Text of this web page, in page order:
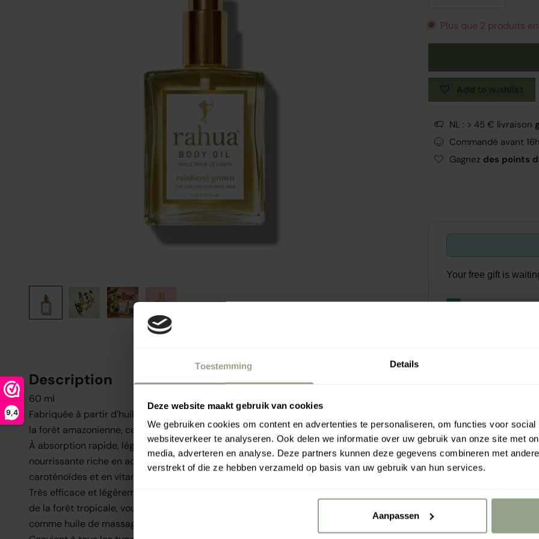
Toestemming Details
Deze website maakt gebruik van cookies
We gebruiken cookies om content en advertenties te personaliseren, om functies voor
websiteverkeer te analyseren. Ook delen we informatie over uw gebruik van onze site met
media, adverteren en analyse. Deze partners kunnen deze gegevens combineren met
verstrekt of die ze hebben verzameld op basis van uw gebruik van hun services.
Aanpassen
9,4
Plus que 2 produits
NL : > 45 € livraison
Commandé avant
Gagnez des points
Your free gift is
Description
60 ml
Fabriquée à partir d’huiles végétales Symbiotic® soigneusement cultivées dans
la forêt amazonienne, cette brume délicate est étonnamment puissante.
À absorption rapide, légère et hydratante, cette huile réparatrice et
nourrissante riche en acides gras oméga-3 et oméga-9, en antioxydants, en
caroténoïdes et en vitamines C et E, hydrate la peau en profondeur.
Très efficace et légèrement parfumée avec des ingrédients botaniques naturels
de la forêt tropicale, vous pouvez également utiliser l'huile corporelle Rahua®
comme huile de massage pour une peau radieuse et saine.